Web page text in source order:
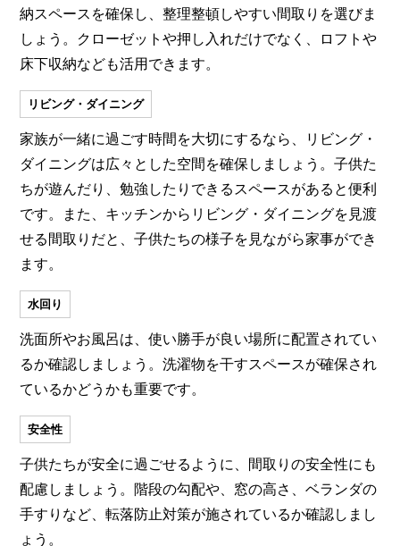
納スペースを確保し、整理整頓しやすい間取りを選びま
しょう。クローゼットや押し入れだけでなく、ロフトや
床下収納なども活用できます。
リビング・ダイニング
家族が一緒に過ごす時間を大切にするなら、リビング・
ダイニングは広々とした空間を確保しましょう。子供た
ちが遊んだり、勉強したりできるスペースがあると便利
です。また、キッチンからリビング・ダイニングを見渡
せる間取りだと、子供たちの様子を見ながら家事ができ
ます。
水回り
洗面所やお風呂は、使い勝手が良い場所に配置されてい
るか確認しましょう。洗濯物を干すスペースが確保され
ているかどうかも重要です。
安全性
子供たちが安全に過ごせるように、間取りの安全性にも
配慮しましょう。階段の勾配や、窓の高さ、ベランダの
手すりなど、転落防止対策が施されているか確認しまし
ょう。